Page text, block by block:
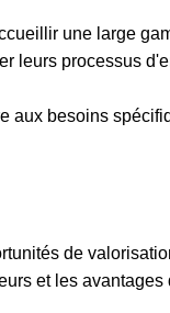
une large
leurs processus
aux besoins
de
et les avantages